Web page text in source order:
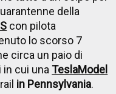
della
con pilota
lo scorso 7
circa un paio di
in cui unaTeslaModel
in Pennsylvania.